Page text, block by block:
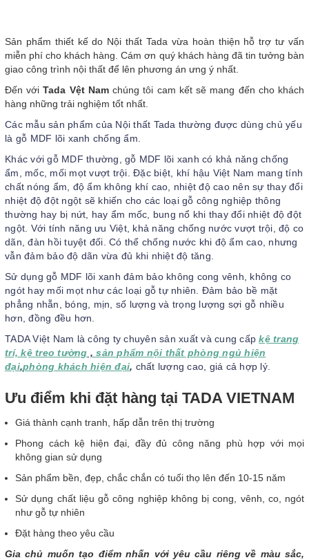
Sản phẩm thiết kế do Nội thất Tada vừa hoàn thiện hỗ trợ tư vấn
miễn phí cho khách hàng. Cám ơn quý khách hàng đã tin tưởng bàn
giao công trình nội thất để lên phương án ưng ý nhất.
Đến vớiTada Vệt Namchúng tôi cam kết sẽ mang đến cho khách
hàng những trải nghiệm tốt nhất.
Các mẫu sản phẩm của Nội thất Tada thường được dùng chủ yếu
là gỗ MDF lõi xanh chống ẩm.
Khác với gỗ MDF thường, gỗ MDF lõi xanh có khả năng chống
ẩm, mốc, mối mọt vượt trội. Đặc biệt, khí hậu Việt Nam mang tính
chất nóng ẩm, độ ẩm không khí cao, nhiệt độ cao nên sự thay đổi
nhiệt độ đột ngột sẽ khiến cho các loại gỗ công nghiệp thông
thường hay bị nứt, hay ẩm mốc, bung nổ khi thay đổi nhiệt độ đột
ngột. Với tính năng ưu Việt, khả năng chống nước vượt trội, độ co
dãn, đàn hồi tuyệt đối. Có thể chống nước khi độ ẩm cao, nhưng
vẫn đảm bảo độ dãn vừa đủ khi nhiệt độ tăng.
Sử dụng gỗ MDF lõi xanh đảm bảo không cong vênh, không co
ngót hay mối mọt như các loại gỗ tự nhiên. Đảm bảo bề mặt
phẳng nhẵn, bóng, mịn, số lượng và trọng lượng sợi gỗ nhiều
hơn, đồng đều hơn.
TADA Việt Nam là công ty chuyên sản xuất và cung cấp kệ trang
trí, kệ treo tường , sản phẩm nội thất phòng ngủ hiện
đại,phòng khách hiện đại, chất lượng cao, giá cả hợp lý.
Ưu điểm khi đặt hàng tại TADA VIETNAM
Giá thành cạnh tranh, hấp dẫn trên thị trường
Phong cách kệ hiện đại, đầy đủ công năng phù hợp với mọi
không gian sử dụng
Sản phẩm bền, đẹp, chắc chắn có tuổi thọ lên đến 10-15 năm
Sử dụng chất liệu gỗ công nghiệp không bị cong, vênh, co, ngót
như gỗ tự nhiên
Đặt hàng theo yêu cầu
Gia chủ muốn tạo điểm nhấn với yêu cầu riêng về màu sắc,